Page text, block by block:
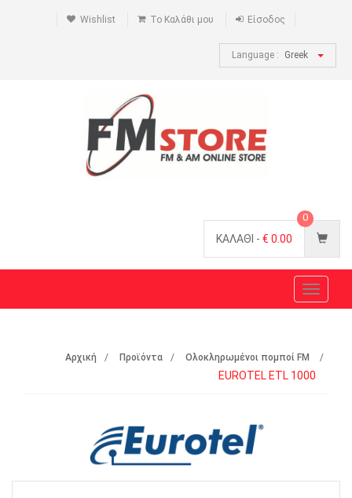
Wishlist Το Καλάθι μου Είσοδος
Language : Greek
ΚΑΛΑΘΙ - € 0.00
0
Toggle
Αρχική Προϊόντα Ολοκληρωμένοι πομποί FM
EUROTEL ETL 1000